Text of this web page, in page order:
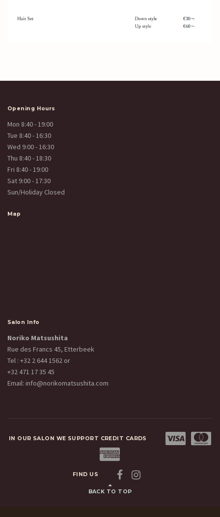
Opening Hours
Mon 8:40 - 19:00
Tue 8:40 - 16:30
Wed 9:00 - 16:30
Thu 8:40 - 18:30
Fri 8:40 - 19:00
Sat 9:00 - 17:30
Sun/Holiday Closed
Map
Salon Info
Noriko Matsushita
Rue des Francs 45, Etterbeek
Tel : +32 2 644 1562 or
+32 471 17 35 45
Email: info@norikomatsushita.com
IN OUR SALON WE SUPPORT CREDIT CARDS
BACK TO TOP
FIND US